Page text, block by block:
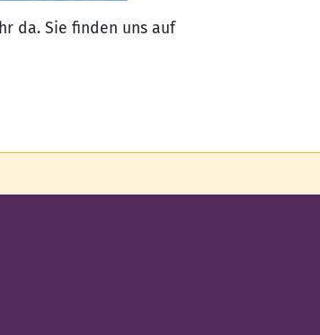
da. Sie finden uns auf